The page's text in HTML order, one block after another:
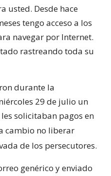
usted. Desde hace
tengo acceso a los
navegar por Internet.
rastreando toda su
durante la
29 de julio un
solicitaban pagos en
cambio no liberar
de los persecutores.
genérico y enviado